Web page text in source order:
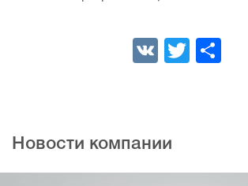
VK Twitter
Новости компании